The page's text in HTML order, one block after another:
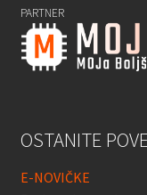
PARTNER
OSTANITE
E-NOVIČKE